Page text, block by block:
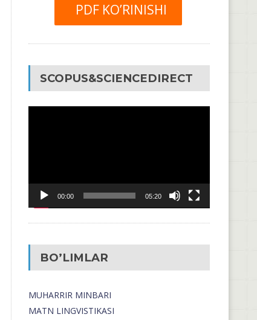
PDF KO’RINISHI
SCOPUS&SCIENCEDIRECT
00:00 05:20
BO’LIMLAR
MUHARRIR MINBARI
MATN LINGVISTIKASI